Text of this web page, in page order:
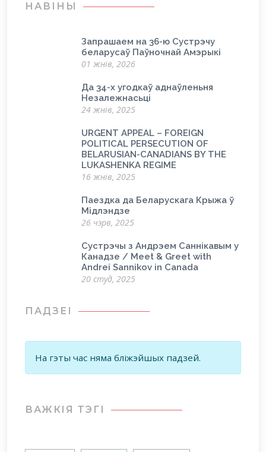
НАВІНЫ
Запрашаем на 36-ю Сустрэчу
беларусаў Паўночнай Амэрыкі
01 жнів, 2026
Да 34-х угодкаў аднаўленьня
Незалежнасьці
24 жнів, 2025
URGENT APPEAL – FOREIGN
POLITICAL PERSECUTION OF
BELARUSIAN-CANADIANS BY THE
LUKASHENKA REGIME
16 жнів, 2025
Паездка да Беларускага Крыжа ў
Мідлэндзе
26 чэрв, 2025
Сустрэчы з Андрэем Саннікавым у
Канадзе / Meet & Greet with
Andrei Sannikov in Canada
20 студ, 2025
ПАДЗЕІ
На гэты час няма бліжэйшых падзей.
ВАЖКIЯ ТЭГІ